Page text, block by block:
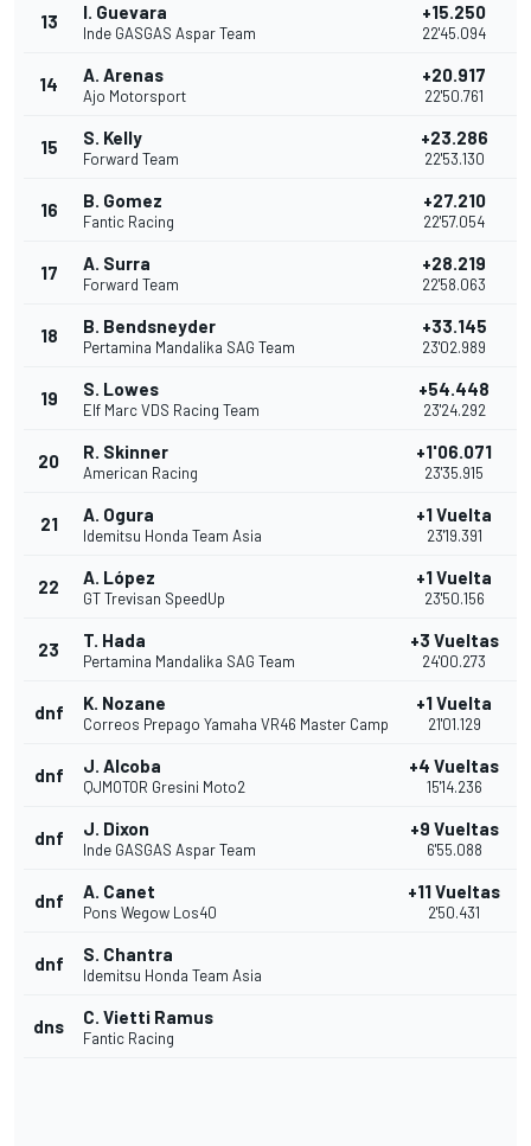
13 I. Guevara
Inde GASGAS Aspar Team
+15.250
22'45.094
14 A. Arenas
Ajo Motorsport
+20.917
22'50.761
15 S. Kelly
Forward Team
+23.286
22'53.130
16 B. Gomez
Fantic Racing
+27.210
22'57.054
17 A. Surra
Forward Team
+28.219
22'58.063
18 B. Bendsneyder
Pertamina Mandalika SAG Team
+33.145
23'02.989
19 S. Lowes
Elf Marc VDS Racing Team
+54.448
23'24.292
20 R. Skinner
American Racing
+1'06.071
23'35.915
21 A. Ogura
Idemitsu Honda Team Asia
+1 Vuelta
23'19.391
22 A. López
GT Trevisan SpeedUp
+1 Vuelta
23'50.156
23 T. Hada
Pertamina Mandalika SAG Team
+3 Vueltas
24'00.273
dnf K. Nozane
Correos Prepago Yamaha VR46 Master Camp
+1 Vuelta
21'01.129
dnf J. Alcoba
QJMOTOR Gresini Moto2
+4 Vueltas
15'14.236
dnf J. Dixon
Inde GASGAS Aspar Team
+9 Vueltas
6'55.088
dnf A. Canet
Pons Wegow Los40
+11 Vueltas
2'50.431
dnf S. Chantra
Idemitsu Honda Team Asia
dns C. Vietti Ramus
Fantic Racing